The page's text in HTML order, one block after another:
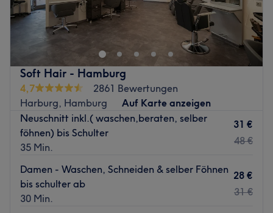
Bist du gelangweilt von deinen Haaren und brauchst eine
Veränderung? Dann ist der Salon Beautiful Change in
Hamburg, Eißendorf genau der Richtige. Nach einer
individuellen Beratung wird für dich ein neuer Schnitt
oder die passende Farbe gefunden.
Nächste öffentliche Verkehrsmittel:
Die Bushaltestelle Dempwolffstraße befindet sich direkt
gegenüber vom Salon.
Das Team:
Das Team ist sehr kompetent, hat jahrelange Erfahrung
und ist stets freundlich. Jeder Kunde wird herzlich
empfangen und es wird Deutsch, Englisch und Arabisch
gesprochen.
Soft Hair - Hamburg
4,7
2861 Bewertungen
Harburg, Hamburg
Auf Karte anzeigen
Neuschnitt inkl.( waschen,beraten, selber
föhnen) bis Schulter
35 Min.
31 €
48 €
Damen - Waschen, Schneiden & selber Föhnen
bis schulter ab
30 Min.
28 €
31 €